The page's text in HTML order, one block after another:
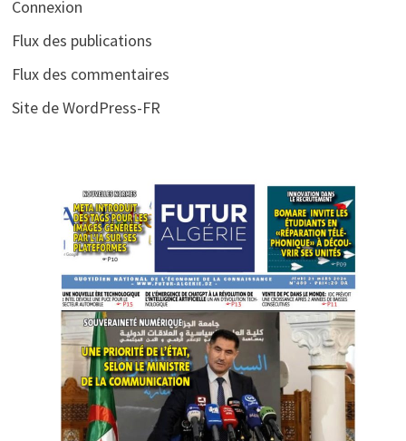
Connexion
Flux des publications
Flux des commentaires
Site de WordPress-FR